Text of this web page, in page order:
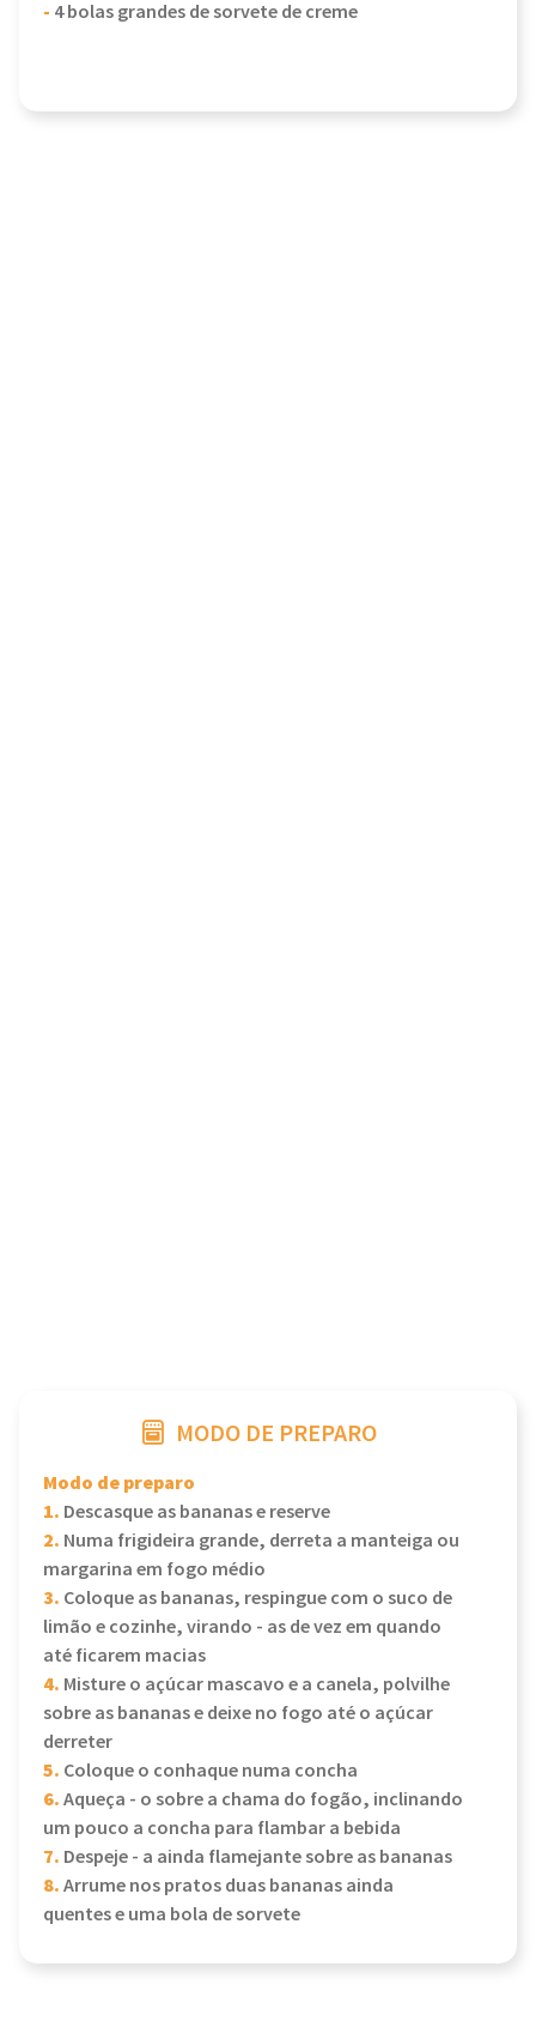
- 4 bolas grandes de sorvete de creme
MODO DE PREPARO
Modo de preparo
1. Descasque as bananas e reserve
2. Numa frigideira grande, derreta a manteiga ou
margarina em fogo médio
3. Coloque as bananas, respingue com o suco de
limão e cozinhe, virando - as de vez em quando
até ficarem macias
4. Misture o açúcar mascavo e a canela, polvilhe
sobre as bananas e deixe no fogo até o açúcar
derreter
5. Coloque o conhaque numa concha
6.Aqueça - o sobre a chama do fogão, inclinando
um pouco a concha para flambar a bebida
7. Despeje - a ainda flamejante sobre as bananas
8.Arrume nos pratos duas bananas ainda
quentes e uma bola de sorvete